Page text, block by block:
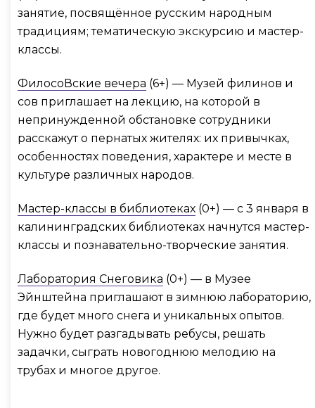
занятие, посвящённое русским народным
традициям; тематическую экскурсию и мастер-
классы.
ФилосоВские вечера (6+) — Музей филинов и
сов приглашает на лекцию, на которой в
непринужденной обстановке сотрудники
расскажут о пернатых жителях: их привычках,
особенностях поведения, характере и месте в
культуре различных народов.
Мастер-классы в библиотеках (0+) — с 3 января в
калининградских библиотеках начнутся мастер-
классы и познавательно-творческие занятия.
Лаборатория Снеговика (0+) — в Музее
Эйнштейна приглашают в зимнюю лабораторию,
где будет много снега и уникальных опытов.
Нужно будет разгадывать ребусы, решать
задачки, сыграть новогоднюю мелодию на
трубах и многое другое.